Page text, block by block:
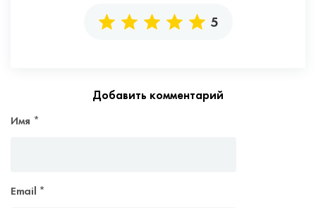
5
Добавить комментарий
Имя *
Email *